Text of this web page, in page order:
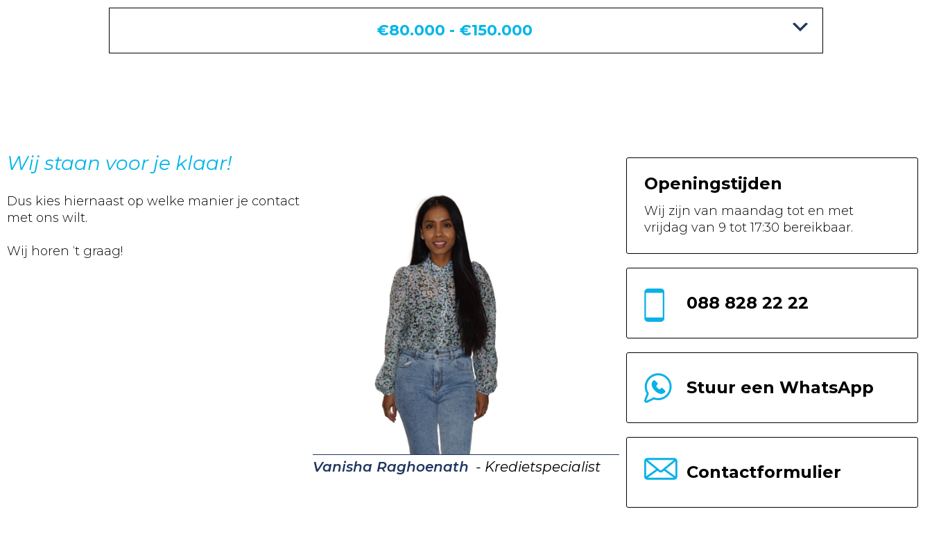
€80.000 - €150.000
Wij staan voor je klaar!
Dus kies hiernaast op welke manier je contact
met ons wilt.
Wij horen ‘t graag!
Vanisha Raghoenath - Kredietspecialist
Openingstijden
Wij zijn van maandag tot en met
vrijdag van 9 tot 17:30 bereikbaar.
088 828 22 22
Stuur een WhatsApp
Contactformulier